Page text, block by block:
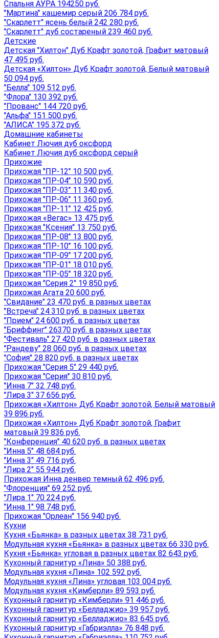
Спальня АУРА 194250 руб.
"Мартина" кашемир серый 206 784 руб.
"Скарлетт" ясень белый 242 280 руб.
"Скарлетт" дуб состареный 239 460 руб.
Детские
Детская "Хилтон" Дуб Крафт золотой, Графит матовый
47 495 руб.
Детская «Хилтон» Дуб Крафт золотой, Белый матовый
50 094 руб.
"Белла" 109 512 руб.
"Флора" 130 392 руб.
"Прованс" 144 720 руб.
"Альфа" 151 500 руб.
"АЛИСА" 195 372 руб.
Домашние кабинеты
Кабинет Лючия дуб оксфорд
Кабинет Лючия дуб оксфорд серый
Прихожие
Прихожая "ПР-12" 10 500 руб.
Прихожая "ПР-04" 10 590 руб.
Прихожая "ПР-03" 11 340 руб.
Прихожая "ПР-06" 11 360 руб.
Прихожая "ПР-11" 12 425 руб.
Прихожая «Вегас» 13 475 руб.
Прихожая "Ксения" 13 750 руб.
Прихожая "ПР-08" 13 800 руб.
Прихожая "ПР-10" 16 100 руб.
Прихожая "ПР-09" 17 200 руб.
Прихожая "ПР-01" 18 010 руб.
Прихожая "ПР-05" 18 320 руб.
Прихожая "Серия 2" 19 850 руб.
Прихожая Агата 20 600 руб.
"Свидание" 23 470 руб. в разных цветах
"Встреча" 24 310 руб. в разных цветах
"Прием" 24 600 руб. в разных цветах
"Бриффинг" 26370 руб. в разных цветах
"Фестиваль" 27 420 руб. в разных цветах
"Рандеву" 28 060 руб. в разных цветах
"София" 28 820 руб. в разных цветах
Прихожая "Серия 5" 29 440 руб.
Прихожая "Серия" 30 810 руб.
"Инна 7" 32 748 руб.
"Лира 3" 37 656 руб.
Прихожая «Хилтон» Дуб Крафт золотой, Белый матовый
39 896 руб.
Прихожая «Хилтон» Дуб Крафт золотой, Графит
матовый 39 836 руб.
"Конференция" 40 620 руб. в разных цветах
"Инна 5" 48 684 руб.
"Инна 3" 49 716 руб.
"Лира 2" 55 944 руб.
Прихожая Инна денвер темный 62 496 руб.
"Флоренция" 69 252 руб.
"Лира 1" 70 224 руб.
"Инна 1" 98 748 руб.
Прихожая "Орлеан" 156 940 руб.
Кухни
Кухня «Бьянка» в разных цветах 38 731 руб.
Модульная кухня «Бьянка» в разных цветах 66 330 руб.
Кухня «Бьянка» угловая в разных цветах 82 643 руб.
Кухонный гарнитур «Лина» 50 388 руб.
Модульная кухня «Лина» 102 592 руб.
Модульная кухня «Лина» угловая 103 004 руб.
Модульная кухня «Кимберли» 89 593 руб.
Кухонный гарнитур «Кимберли» 91 446 руб.
Кухонный гарнитур «Белладжио» 39 957 руб.
Кухонный гарнитур «Белладжио» 83 645 руб.
Кухонный гарнитур «Габриэлла» 76 848 руб.